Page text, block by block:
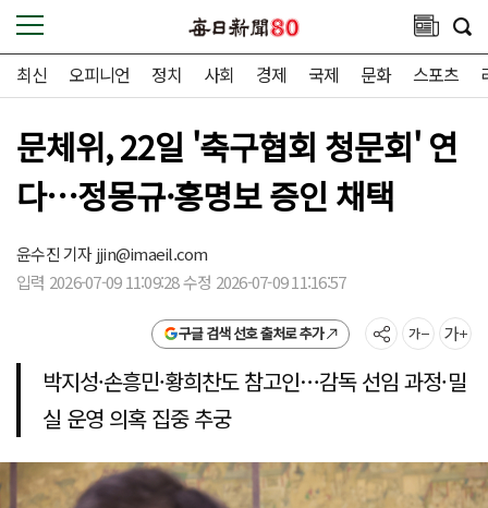
최신 오피니언 정치 사회 경제 국제 문화 스포츠
문체위, 22일 '축구협회 청문회' 연
다…정몽규·홍명보 증인 채택
윤수진 기자jjin@imaeil.com
입력 2026-07-09 11:09:28 수정 2026-07-09 11:16:57
구글 검색 선호 출처로 추가
박지성·손흥민·황희찬도 참고인…감독 선임 과정·밀
실 운영 의혹 집중 추궁